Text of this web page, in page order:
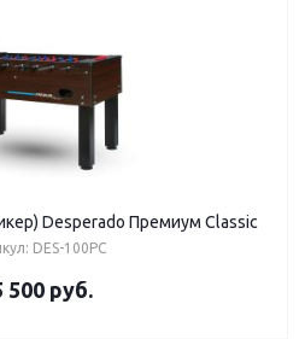
Desperado Премиум Classic
DES-100PC
500 руб.